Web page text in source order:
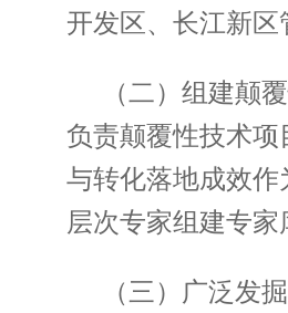
开发区、长江新
（二）组建颠
负责颠覆性技术
与转化落地成效
层次专家组建专
（三）广泛发